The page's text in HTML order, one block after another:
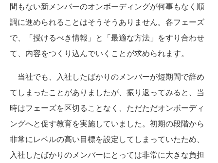
間もない新メンバーのオンボーディングが何事もなく順
調に進められることはそうそうありません。各フェーズ
で、「授けるべき情報」と「最適な方法」をすり合わせ
て、内容をつくり込んでいくことが求められます。
当社でも、入社したばかりのメンバーが短期間で辞め
てしまったことがありましたが、振り返ってみると、当
時はフェーズを区切ることなく、ただただオンボーディ
ングへと促す教育を実施していました。初期の段階から
非常にレベルの高い目標を設定してしまっていたため、
入社したばかりのメンバーにとっては非常に大きな負担